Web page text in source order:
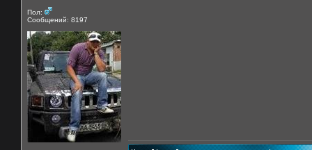
Пол:
Сообщений: 8197